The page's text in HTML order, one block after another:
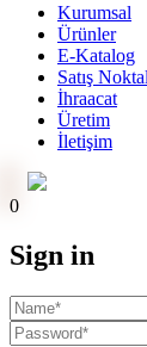
Kurumsal
Ürünler
E-Katalog
Satış
İhraacat
Üretim
İletişim
0
Sign in